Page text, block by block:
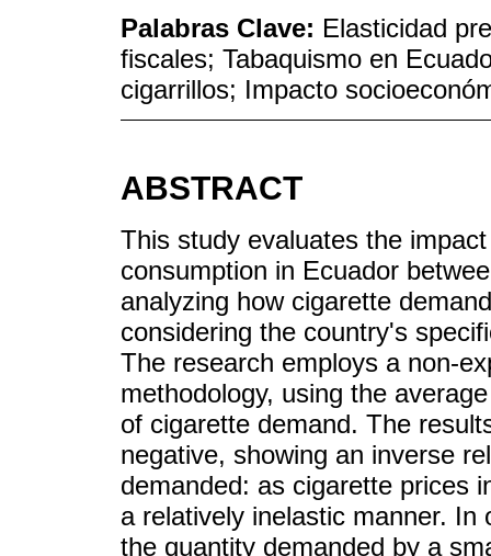
Palabras Clave: Elasticidad
fiscales; Tabaquismo en
cigarrillos; Impacto
ABSTRACT
This study evaluates the
consumption in Ecuador
analyzing how cigarette
considering the country's
The research employs a non-
methodology, using the
of cigarette demand. The
negative, showing an inverse
demanded: as cigarette prices
a relatively inelastic manner.
the quantity demanded by a